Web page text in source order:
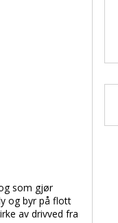
som gjør
og byr på flott
av drivved fra